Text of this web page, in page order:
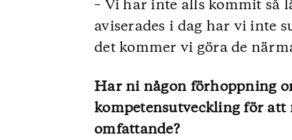
– Vi har inte alls kommit så
aviserades i dag har vi inte
det kommer vi göra de
Har ni någon förhoppning
kompetensutveckling för
omfattande?